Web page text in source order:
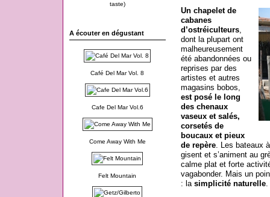
taste)
A écouter en dégustant
Café Del Mar Vol. 8
Cafe Del Mar Vol.6
Come Away With Me
Felt Mountain
Un chapelet de
cabanes
d’ostréiculteurs,
dont la plupart ont
malheureusement
été abandonnées ou
reprises par des
artistes et autres
magasins bobos,
est posé le long
des chenaux
vaseux et salés,
corsetés de
boucaux et pieux
de repère. Les bateaux
gisent et s’animent au
calme plat et forte
vagabonder. Mais un
: la simplicité naturelle.